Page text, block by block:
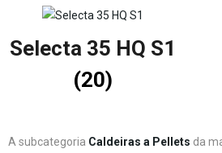
Selecta 35 HQ S1
(20)
A subcategoria Caldeiras a Pellets da